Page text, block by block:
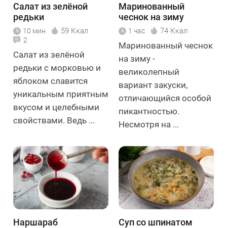
Салат из зелёной
редьки
10 мин 59 Ккал
2
Салат из зелёной
редьки с морковью и
яблоком славится
уникальным приятным
вкусом и целебными
свойствами. Ведь ...
Маринованный
чеснок на зиму
1 час 74 Ккал
Маринованный чеснок
на зиму -
великолепный
вариант закуски,
отличающийся особой
пикантностью.
Несмотря на ...
Наршараб Суп со шпинатом